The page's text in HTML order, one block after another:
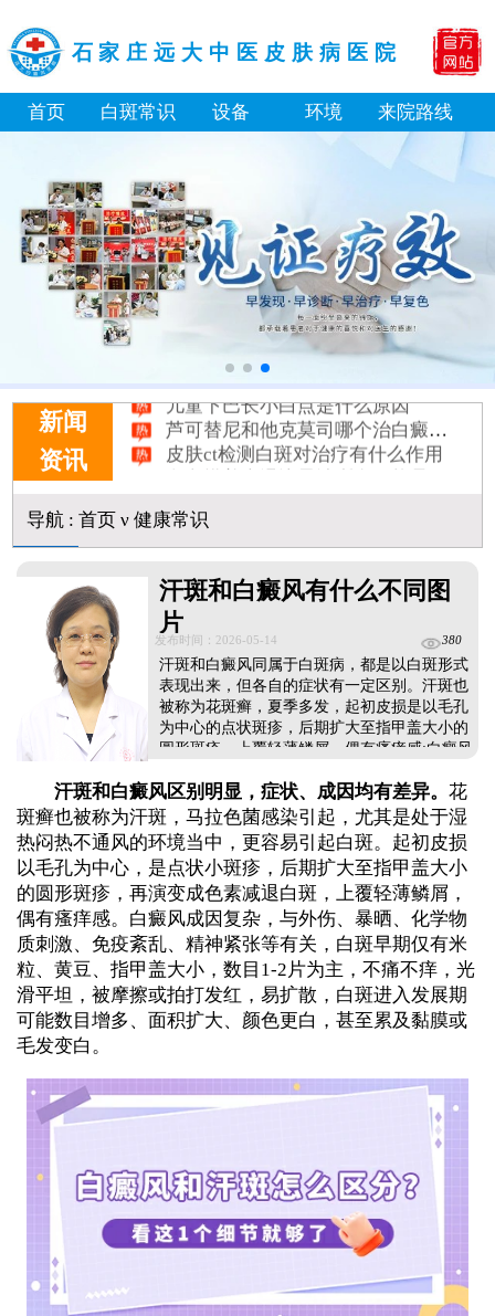
石家庄远大中医皮肤病医院
首页 白斑常识 设备 环境 来院路线
新闻
资讯
补骨脂泡酒真能治白癜风吗 有没有副作用
伍德灯下白斑比肉眼看到的更大正常吗
儿童下巴长小白点是什么原因
芦可替尼和他克莫司哪个治白癜风好
皮肤ct检测白斑对治疗有什么作用
白斑摸着光滑边界清晰有可能是哪种皮肤病
伍德灯结果显示亮白色荧光代表什么意思
脸上长了小白点是什么情况
导航: 首页ν 健康常识
汗斑和白癜风有什么不同图
片
发布时间：2026-05-14 380
汗斑和白癜风同属于白斑病，都是以白斑形式
表现出来，但各自的症状有一定区别。汗斑也
被称为花斑癣，夏季多发，起初皮损是以毛孔
为中心的点状斑疹，后期扩大至指甲盖大小的
圆形斑疹，上覆轻薄鳞屑，偶有瘙痒感;白癜风
但容易增多变大，有扩散性，不痛不痒，病程
长。稳妥起见，可前往医院做伍德灯、三维皮
肤ct白斑专项检查，诊断清楚再治疗，祛白不
走弯路。...
汗斑和白癜风区别明显，症状、成因均有差异。 花
斑癣也被称为汗斑，马拉色菌感染引起，尤其是处于湿
热闷热不通风的环境当中，更容易引起白斑。起初皮损
以毛孔为中心，是点状小斑疹，后期扩大至指甲盖大小
的圆形斑疹，再演变成色素减退白斑，上覆轻薄鳞屑，
偶有瘙痒感。白癜风成因复杂，与外伤、暴晒、化学物
质刺激、免疫紊乱、精神紧张等有关，白斑早期仅有米
粒、黄豆、指甲盖大小，数目1-2片为主，不痛不痒，光
滑平坦，被摩擦或拍打发红，易扩散，白斑进入发展期
可能数目增多、面积扩大、颜色更白，甚至累及黏膜或
毛发变白。